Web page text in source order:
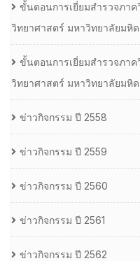
ขั้นตอนการเยี่ยมสำรวจภา
วิทยาศาสตร์ มหาวิทยาลัยมหิ
ขั้นตอนการเยี่ยมสำรวจภา
วิทยาศาสตร์ มหาวิทยาลัยมหิ
ข่าวกิจกรรม ปี 2558
ข่าวกิจกรรม ปี 2559
ข่าวกิจกรรม ปี 2560
ข่าวกิจกรรม ปี 2561
ข่าวกิจกรรม ปี 2562